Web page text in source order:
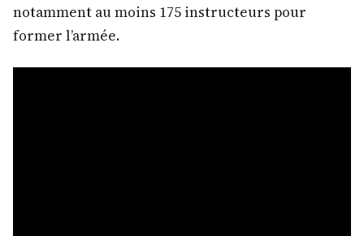
notamment au moins 175 instructeurs pour
former l’armée.